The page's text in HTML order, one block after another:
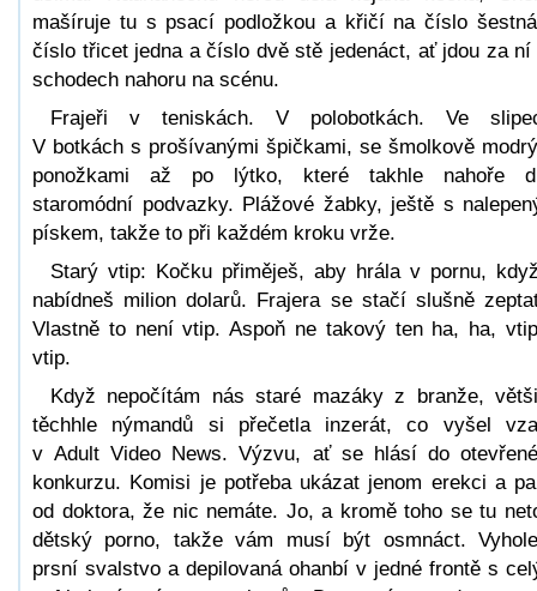
mašíruje tu s psací podložkou a křičí na číslo
číslo třicet jedna a číslo dvě stě jedenáct, ať jdou za ní
schodech nahoru na scénu.
Frajeři v teniskách. V polobotkách. Ve
V botkách s prošívanými špičkami, se šmolkově
ponožkami až po lýtko, které takhle nahoře
staromódní podvazky. Plážové žabky, ještě s
pískem, takže to při každém kroku vrže.
Starý vtip: Kočku přiměješ, aby hrála v pornu,
nabídneš milion dolarů. Frajera se stačí slušně
Vlastně to není vtip. Aspoň ne takový ten ha, ha,
vtip.
Když nepočítám nás staré mazáky z branže,
těchhle nýmandů si přečetla inzerát, co vyšel
v Adult Video News. Výzvu, ať se hlásí do
konkurzu. Komisi je potřeba ukázat jenom erekci a
od doktora, že nic nemáte. Jo, a kromě toho se tu
dětský porno, takže vám musí být osmnáct.
prsní svalstvo a depilovaná ohanbí v jedné frontě s